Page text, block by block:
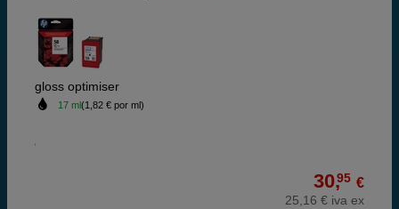
gloss optimiser
17 ml(1,82 € por ml)
30,95 €
25,16 € iva ex